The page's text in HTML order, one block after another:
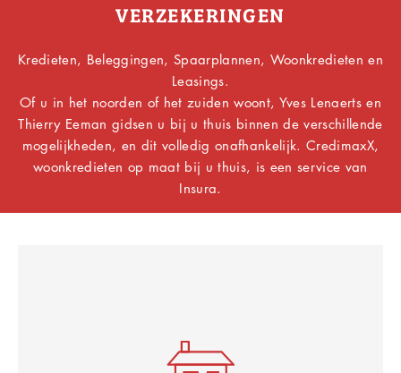
VERZEKERINGEN
Kredieten, Beleggingen, Spaarplannen, Woonkredieten en
Leasings.
Of u in het noorden of het zuiden woont, Yves Lenaerts en
Thierry Eeman gidsen u bij u thuis binnen de verschillende
mogelijkheden, en dit volledig onafhankelijk. CredimaxX,
woonkredieten op maat bij u thuis, is een service van
Insura.